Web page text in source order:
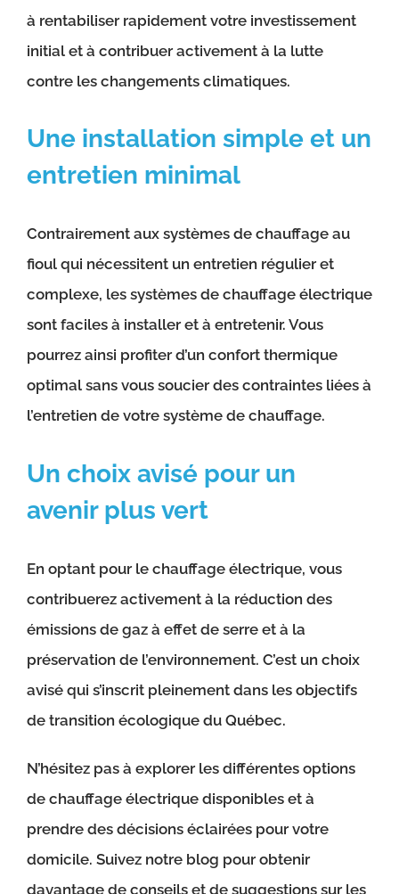
à rentabiliser rapidement votre investissement
initial et à contribuer activement à la lutte
contre les changements climatiques.
Une installation simple et un
entretien minimal
Contrairement aux systèmes de chauffage au
fioul qui nécessitent un entretien régulier et
complexe, les systèmes de chauffage électrique
sont faciles à installer et à entretenir. Vous
pourrez ainsi profiter d’un confort thermique
optimal sans vous soucier des contraintes liées à
l’entretien de votre système de chauffage.
Un choix avisé pour un
avenir plus vert
En optant pour le chauffage électrique, vous
contribuerez activement à la réduction des
émissions de gaz à effet de serre et à la
préservation de l’environnement. C’est un choix
avisé qui s’inscrit pleinement dans les objectifs
de transition écologique du Québec.
N’hésitez pas à explorer les différentes options
de chauffage électrique disponibles et à
prendre des décisions éclairées pour votre
domicile. Suivez notre blog pour obtenir
davantage de conseils et de suggestions sur les